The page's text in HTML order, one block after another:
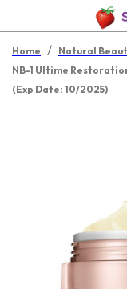
Home / Natural
NB-1 Ultime
(Exp Date: 10/2025)